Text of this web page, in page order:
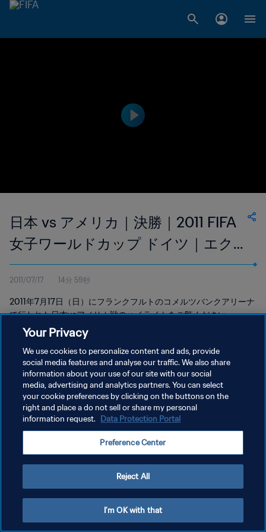
日本 vs アメリカ｜決勝｜2011 FIFA
女子ワールドカップ ドイツ｜エク
ステンデッド・ハイライト
2011/07/17 14分 59秒
2011年7月17日（日）にフランクフルトのコメルツバンクアリーナ
で行われた日本vsアメリカ戦のハイライトをご覧ください。
プライバシーポリシー
サービス利用規約
クッキー設定の管理
Your Privacy
We use cookies to personalize content and ads, provide
social media features and analyse our traffic. We also share
information about your use of our site with our social
media, advertising and analytics partners. You can select
your cookie preferences by clicking on the buttons on the
right and place a do not sell or share my personal
information request. Data Protection Portal
Preference Center
Reject All
I'm OK with that